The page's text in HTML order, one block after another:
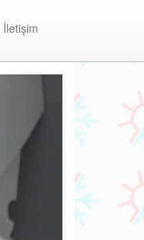
İletişim